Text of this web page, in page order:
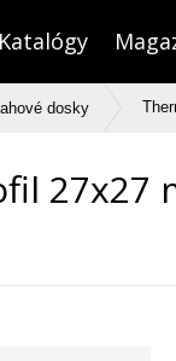
Katalógy
dosky
27x27